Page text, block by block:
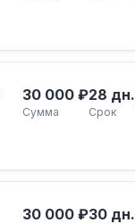
30 000 ₽
Сумма
28 дн.
Срок
30 000 ₽30 дн.